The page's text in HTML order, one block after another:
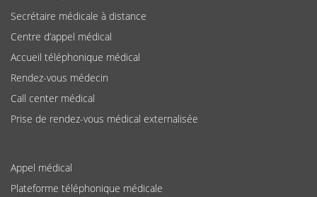
Secrétaire médicale à distance
Centre d’appel médical
Accueil téléphonique médical
Rendez-vous médecin
Call center médical
Prise de rendez-vous médical externalisée
Appel médical
Plateforme téléphonique médicale